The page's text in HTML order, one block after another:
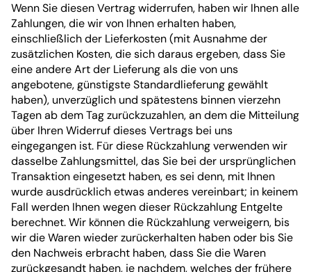
Wenn Sie diesen Vertrag widerrufen, haben wir Ihnen alle
Zahlungen, die wir von Ihnen erhalten haben,
einschließlich der Lieferkosten (mit Ausnahme der
zusätzlichen Kosten, die sich daraus ergeben, dass Sie
eine andere Art der Lieferung als die von uns
angebotene, günstigste Standardlieferung gewählt
haben), unverzüglich und spätestens binnen vierzehn
Tagen ab dem Tag zurückzuzahlen, an dem die Mitteilung
über Ihren Widerruf dieses Vertrags bei uns
eingegangen ist. Für diese Rückzahlung verwenden wir
dasselbe Zahlungsmittel, das Sie bei der ursprünglichen
Transaktion eingesetzt haben, es sei denn, mit Ihnen
wurde ausdrücklich etwas anderes vereinbart; in keinem
Fall werden Ihnen wegen dieser Rückzahlung Entgelte
berechnet. Wir können die Rückzahlung verweigern, bis
wir die Waren wieder zurückerhalten haben oder bis Sie
den Nachweis erbracht haben, dass Sie die Waren
zurückgesandt haben, je nachdem, welches der frühere